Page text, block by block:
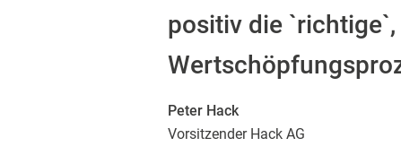
positiv die
Peter Hack
Vorsitzender Hack AG